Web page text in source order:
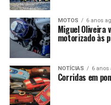
MOTOS 6 anos
Miguel Oliveira
motorizado às
NOTÍCIAS 6 anos
Corridas em